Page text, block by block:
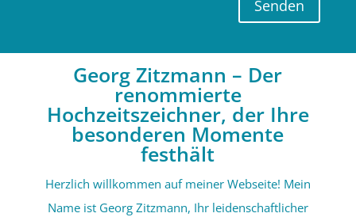
Senden
Georg Zitzmann – Der
renommierte
Hochzeitszeichner, der Ihre
besonderen Momente
festhält
Herzlich willkommen auf meiner Webseite! Mein
Name ist Georg Zitzmann, Ihr leidenschaftlicher